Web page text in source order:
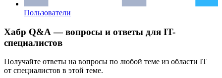
Пользователи
Хабр Q&A — вопросы и ответы для IT-
специалистов
Получайте ответы на вопросы по любой теме из области IT
от специалистов в этой теме.